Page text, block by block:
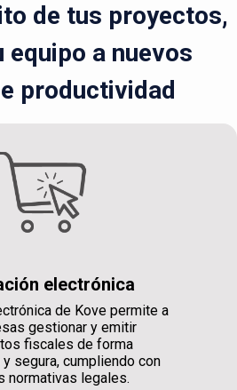
de tus proyectos,
equipo a nuevos
productividad
electrónica
de Kove permite a
gestionar y emitir
fiscales de forma
segura, cumpliendo con
normativas legales.